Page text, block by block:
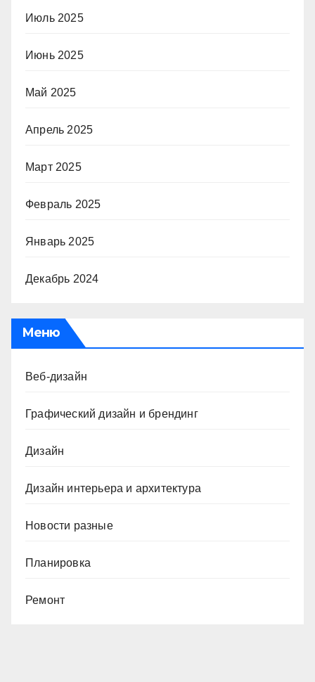
Июль 2025
Июнь 2025
Май 2025
Апрель 2025
Март 2025
Февраль 2025
Январь 2025
Декабрь 2024
Меню
Веб-дизайн
Графический дизайн и брендинг
Дизайн
Дизайн интерьера и архитектура
Новости разные
Планировка
Ремонт